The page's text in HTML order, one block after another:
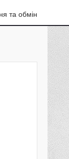
та обмін